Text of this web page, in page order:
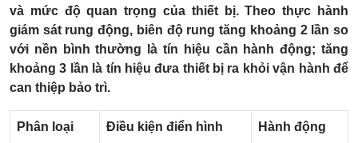
và mức độ quan trọng của thiết bị. Theo thực hành
giám sát rung động, biên độ rung tăng khoảng 2 lần so
với nền bình thường là tín hiệu cần hành động; tăng
khoảng 3 lần là tín hiệu đưa thiết bị ra khỏi vận hành để
can thiệp bảo trì.
Phân loại Điều kiện điển hình Hành động